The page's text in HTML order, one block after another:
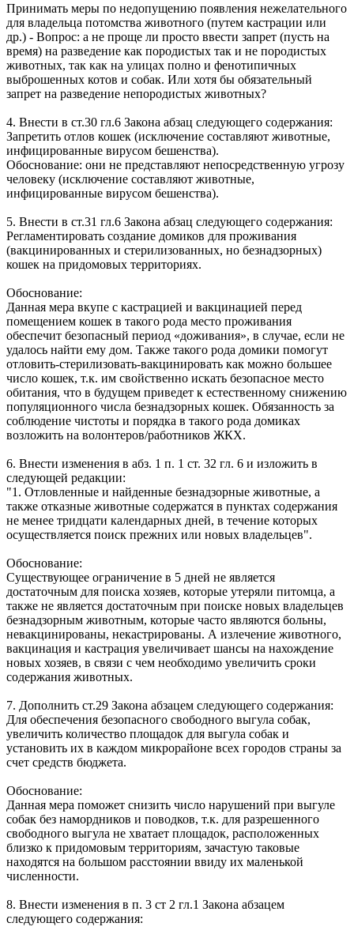
Принимать меры по недопущению появления нежелательного
для владельца потомства животного (путем кастрации или
др.) - Вопрос: а не проще ли просто ввести запрет (пусть на
время) на разведение как породистых так и не породистых
животных, так как на улицах полно и фенотипичных
выброшенных котов и собак. Или хотя бы обязательный
запрет на разведение непородистых животных?
4. Внести в ст.30 гл.6 Закона абзац следующего содержания:
Запретить отлов кошек (исключение составляют животные,
инфицированные вирусом бешенства).
Обоснование: они не представляют непосредственную угрозу
человеку (исключение составляют животные,
инфицированные вирусом бешенства).
5. Внести в ст.31 гл.6 Закона абзац следующего содержания:
Регламентировать создание домиков для проживания
(вакцинированных и стерилизованных, но безнадзорных)
кошек на придомовых территориях.
Обоснование:
Данная мера вкупе с кастрацией и вакцинацией перед
помещением кошек в такого рода место проживания
обеспечит безопасный период «доживания», в случае, если не
удалось найти ему дом. Также такого рода домики помогут
отловить-стерилизовать-вакцинировать как можно большее
число кошек, т.к. им свойственно искать безопасное место
обитания, что в будущем приведет к естественному снижению
популяционного числа безнадзорных кошек. Обязанность за
соблюдение чистоты и порядка в такого рода домиках
возложить на волонтеров/работников ЖКХ.
6. Внести изменения в абз. 1 п. 1 ст. 32 гл. 6 и изложить в
следующей редакции:
"1. Отловленные и найденные безнадзорные животные, а
также отказные животные содержатся в пунктах содержания
не менее тридцати календарных дней, в течение которых
осуществляется поиск прежних или новых владельцев".
Обоснование:
Существующее ограничение в 5 дней не является
достаточным для поиска хозяев, которые утеряли питомца, а
также не является достаточным при поиске новых владельцев
безнадзорным животным, которые часто являются больны,
невакцинированы, некастрированы. А излечение животного,
вакцинация и кастрация увеличивает шансы на нахождение
новых хозяев, в связи с чем необходимо увеличить сроки
содержания животных.
7. Дополнить ст.29 Закона абзацем следующего содержания:
Для обеспечения безопасного свободного выгула собак,
увеличить количество площадок для выгула собак и
установить их в каждом микрорайоне всех городов страны за
счет средств бюджета.
Обоснование:
Данная мера поможет снизить число нарушений при выгуле
собак без намордников и поводков, т.к. для разрешенного
свободного выгула не хватает площадок, расположенных
близко к придомовым территориям, зачастую таковые
находятся на большом расстоянии ввиду их маленькой
численности.
8. Внести изменения в п. 3 ст 2 гл.1 Закона абзацем
следующего содержания: